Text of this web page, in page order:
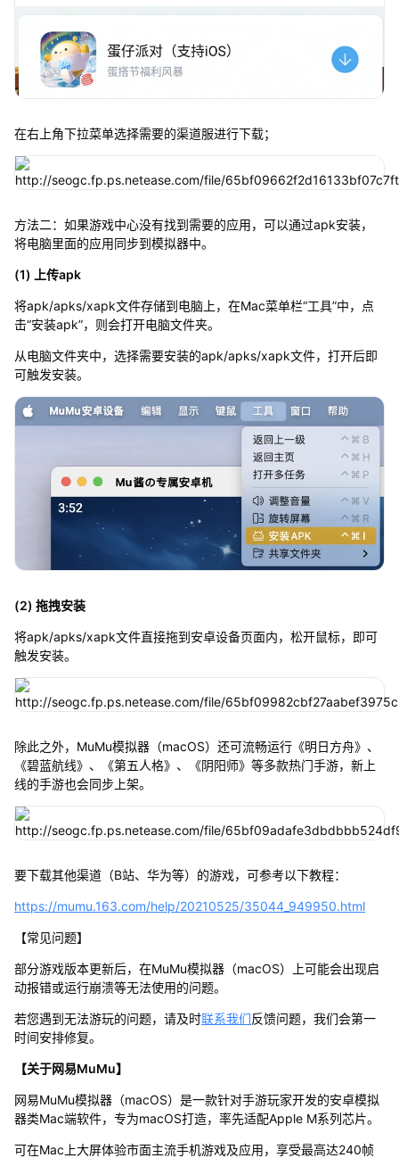
在右上角下拉菜单选择需要的渠道服进行下载；
方法二：如果游戏中心没有找到需要的应用，可以通过apk安装，
将电脑里面的应用同步到模拟器中。
(1) 上传apk
将apk/apks/xapk文件存储到电脑上，在Mac菜单栏“工具”中，点
击“安装apk”，则会打开电脑文件夹。
从电脑文件夹中，选择需要安装的apk/apks/xapk文件，打开后即
可触发安装。
(2) 拖拽安装
将apk/apks/xapk文件直接拖到安卓设备页面内，松开鼠标，即可
触发安装。
除此之外，MuMu模拟器（macOS）还可流畅运行《明日方舟》、
《碧蓝航线》、《第五人格》、《阴阳师》等多款热门手游，新上
线的手游也会同步上架。
要下载其他渠道（B站、华为等）的游戏，可参考以下教程：
https://mumu.163.com/help/20210525/35044_949950.html
【常见问题】
部分游戏版本更新后，在MuMu模拟器（macOS）上可能会出现启
动报错或运行崩溃等无法使用的问题。
若您遇到无法游玩的问题，请及时联系我们反馈问题，我们会第一
时间安排修复。
【关于网易MuMu】
网易MuMu模拟器（macOS）是一款针对手游玩家开发的安卓模拟
器类Mac端软件，专为macOS打造，率先适配Apple M系列芯片。
可在Mac上大屏体验市面主流手机游戏及应用，享受最高达240帧